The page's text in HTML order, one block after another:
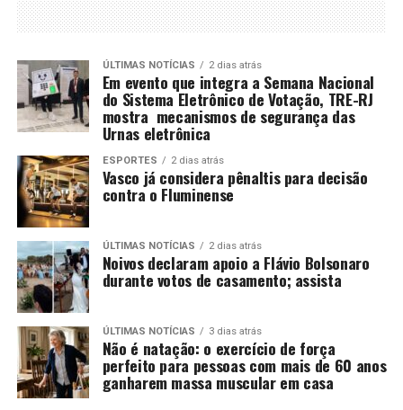
ÚLTIMAS NOTÍCIAS 2 dias atrás
Em evento que integra a Semana Nacional
do Sistema Eletrônico de Votação, TRE-RJ
mostra mecanismos de segurança das
Urnas eletrônica
ESPORTES 2 dias atrás
Vasco já considera pênaltis para decisão
contra o Fluminense
ÚLTIMAS NOTÍCIAS 2 dias atrás
Noivos declaram apoio a Flávio Bolsonaro
durante votos de casamento; assista
ÚLTIMAS NOTÍCIAS 3 dias atrás
Não é natação: o exercício de força
perfeito para pessoas com mais de 60 anos
ganharem massa muscular em casa